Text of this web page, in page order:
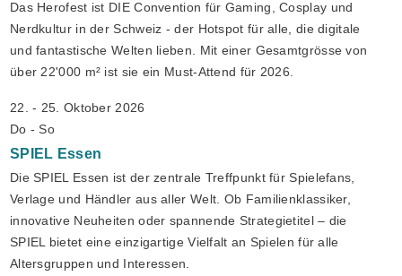
Das Herofest ist DIE Convention für Gaming, Cosplay und
Nerdkultur in der Schweiz - der Hotspot für alle, die digitale
und fantastische Welten lieben. Mit einer Gesamtgrösse von
über 22'000 m² ist sie ein Must-Attend für 2026.
22. - 25. Oktober 2026
Do - So
SPIEL Essen
Die SPIEL Essen ist der zentrale Treffpunkt für Spielefans,
Verlage und Händler aus aller Welt. Ob Familienklassiker,
innovative Neuheiten oder spannende Strategietitel – die
SPIEL bietet eine einzigartige Vielfalt an Spielen für alle
Altersgruppen und Interessen.